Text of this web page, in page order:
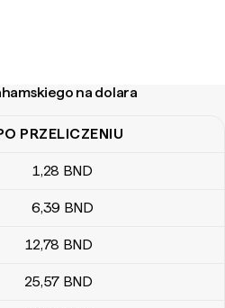
na dolara
na dolara brunejskiego
PRZELICZENIU
1,28 BND
6,39 BND
12,78 BND
25,57 BND